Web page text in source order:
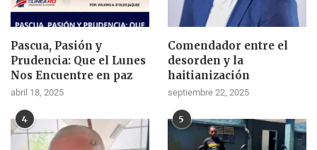
Pascua, Pasión y
Prudencia: Que el Lunes
Nos Encuentre en paz
abril 18, 2025
Comendador entre el
desorden y la
haitianización
septiembre 22, 2025
4 5